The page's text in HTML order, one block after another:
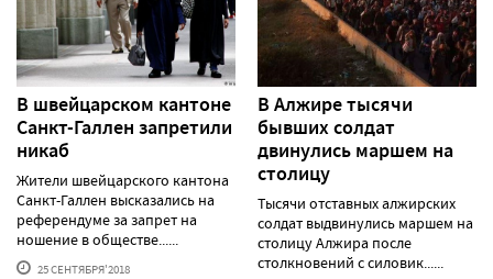
В швейцарском кантоне
Санкт-Галлен запретили
никаб
Жители швейцарского кантона
Санкт-Галлен высказались на
референдуме за запрет на
ношение в обществе......
25 СЕНТЯБРЯ'2018
В Алжире тысячи
бывших солдат
двинулись маршем на
столицу
Тысячи отставных алжирских
солдат выдвинулись маршем на
столицу Алжира после
столкновений с силовик......